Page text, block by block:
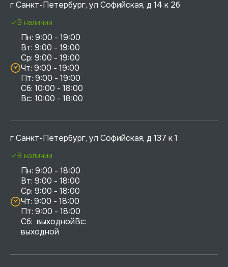
г Санкт-Петербург, ул Софийская, д 14 к 2б
Пн: 9:00 - 19:00
Вт: 9:00 - 19:00
Ср: 9:00 - 19:00
Чт: 9:00 - 19:00
Пт: 9:00 - 19:00
Сб: 10:00 - 18:00
В наличии
г Санкт-Петербург, ул Софийская, д 137 к 1
Пн: 9:00 - 18:00
Вт: 9:00 - 18:00
Ср: 9:00 - 18:00
Чт: 9:00 - 18:00
Пт: 9:00 - 18:00
Сб:  выходнойВс:
выходной
В наличии